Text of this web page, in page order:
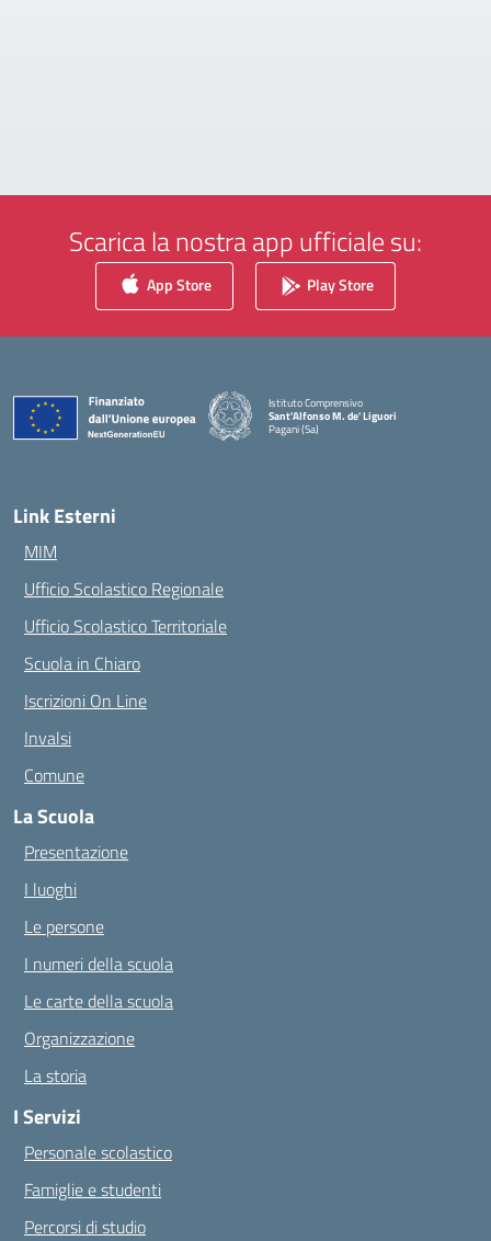
Scarica la nostra app ufficiale su:
App Store Play Store
Istituto Comprensivo
Sant'Alfonso M. de' Liguori
Pagani (Sa)
— Visita la pagina iniziale della scuola
Link Esterni
MIM
Ufficio Scolastico Regionale
Ufficio Scolastico Territoriale
Scuola in Chiaro
Iscrizioni On Line
Invalsi
Comune
La Scuola
Presentazione
I luoghi
Le persone
I numeri della scuola
Le carte della scuola
Organizzazione
La storia
I Servizi
Personale scolastico
Famiglie e studenti
Percorsi di studio